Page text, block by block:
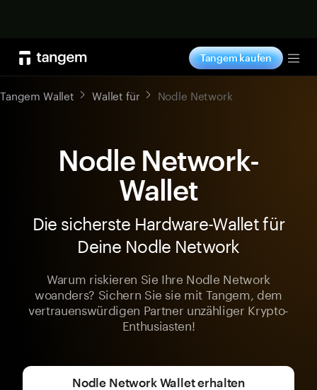
Tangem kaufen
Tangem Wallet Wallet für Nodle Network
Nodle Network-
Wallet
Die sicherste Hardware-Wallet für
Deine Nodle Network
Warum riskieren Sie Ihre Nodle Network
woanders? Sichern Sie sie mit Tangem, dem
vertrauenswürdigen Partner unzähliger Krypto-
Enthusiasten!
Nodle Network Wallet erhalten